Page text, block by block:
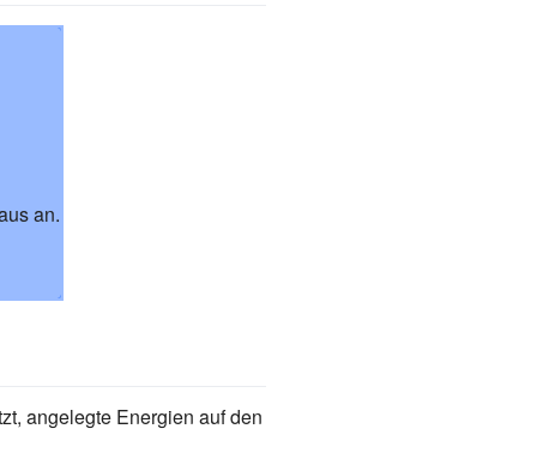
an.
angelegte Energien auf den